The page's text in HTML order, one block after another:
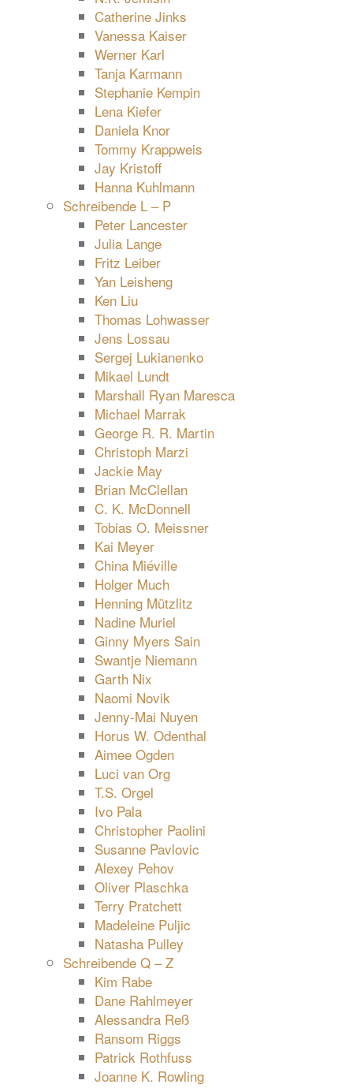
Catherine Jinks
Vanessa Kaiser
Werner Karl
Tanja Karmann
Stephanie Kempin
Lena Kiefer
Daniela Knor
Tommy Krappweis
Jay Kristoff
Hanna Kuhlmann
Schreibende L – P
Peter Lancester
Julia Lange
Fritz Leiber
Yan Leisheng
Ken Liu
Thomas Lohwasser
Jens Lossau
Sergej Lukianenko
Mikael Lundt
Marshall Ryan Maresca
Michael Marrak
George R. R. Martin
Christoph Marzi
Jackie May
Brian McClellan
C. K. McDonnell
Tobias O. Meissner
Kai Meyer
China Miéville
Holger Much
Henning Mützlitz
Nadine Muriel
Ginny Myers Sain
Swantje Niemann
Garth Nix
Naomi Novik
Jenny-Mai Nuyen
Horus W. Odenthal
Aimee Ogden
Luci van Org
T.S. Orgel
Ivo Pala
Christopher Paolini
Susanne Pavlovic
Alexey Pehov
Oliver Plaschka
Terry Pratchett
Madeleine Puljic
Natasha Pulley
Schreibende Q – Z
Kim Rabe
Dane Rahlmeyer
Alessandra Reß
Ransom Riggs
Patrick Rothfuss
Joanne K. Rowling